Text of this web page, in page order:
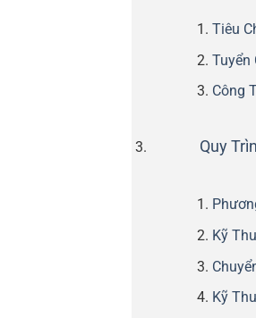
Tiêu
Tuyển
Công
Quy
Kỹ
Kỹ